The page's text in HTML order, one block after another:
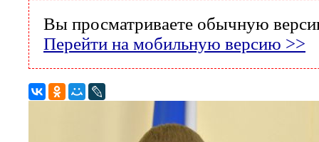
Вы просматриваете обычную
Перейти на мобильную версию >>